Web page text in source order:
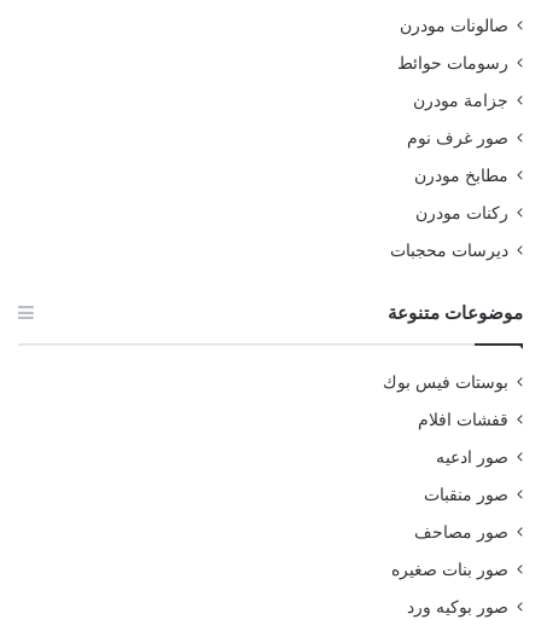
صالونات مودرن
رسومات حوائط
جزامة مودرن
صور غرف نوم
مطابخ مودرن
ركنات مودرن
ديرسات محجبات
موضوعات متنوعة
بوستات فيس بوك
قفشات افلام
صور ادعيه
صور منقبات
صور مصاحف
صور بنات صغيره
صور بوكيه ورد